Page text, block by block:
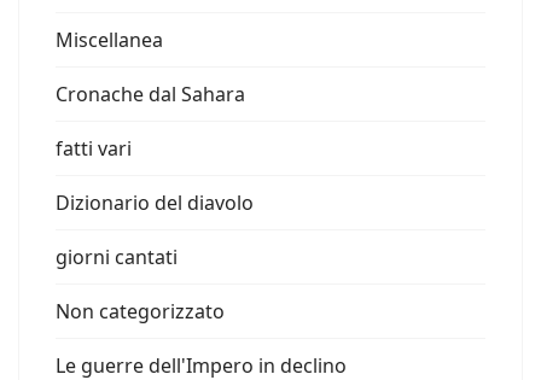
Miscellanea
Cronache dal Sahara
fatti vari
Dizionario del diavolo
giorni cantati
Non categorizzato
Le guerre dell'Impero in declino